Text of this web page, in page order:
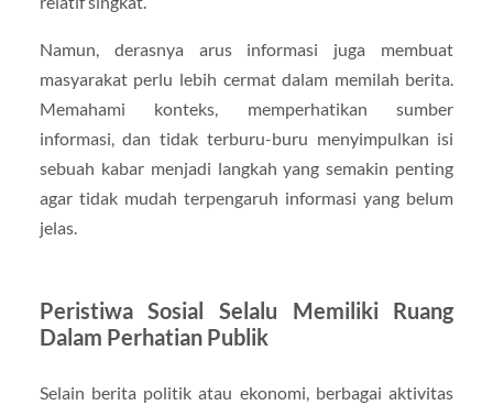
Namun, derasnya arus informasi juga membuat
masyarakat perlu lebih cermat dalam memilah berita.
Memahami konteks, memperhatikan sumber
informasi, dan tidak terburu-buru menyimpulkan isi
sebuah kabar menjadi langkah yang semakin penting
agar tidak mudah terpengaruh informasi yang belum
jelas.
Peristiwa Sosial Selalu Memiliki Ruang
Dalam Perhatian Publik
Selain berita politik atau ekonomi, berbagai aktivitas